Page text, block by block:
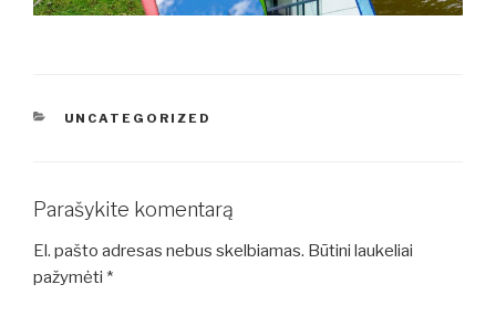
KATEGORIJOS
UNCATEGORIZED
Parašykite komentarą
El. pašto adresas nebus skelbiamas. Būtini laukeliai
pažymėti *